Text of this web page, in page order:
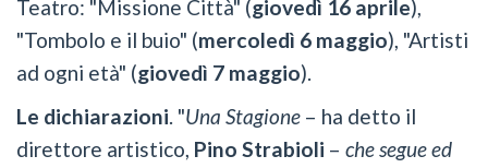
Teatro: "Missione Città" (giovedì 16 aprile),
"Tombolo e il buio" (mercoledì 6 maggio), "Artisti
ad ogni età" (giovedì 7 maggio).
Le dichiarazioni. "Una Stagione – ha detto il
direttore artistico, Pino Strabioli – che segue ed